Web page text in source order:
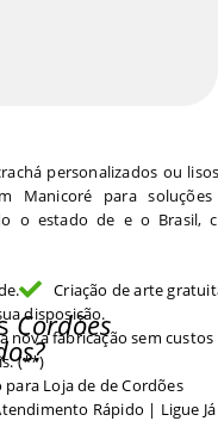
personalizados ou
Manicoré para
o estado de e o Brasil,
Criação de arte
disposição.
nova fabricação sem custos
(**)
Loja de de Cordões
Rápido | Ligue Já
Cordões